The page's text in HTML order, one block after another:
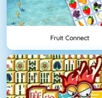
Fruit Connect